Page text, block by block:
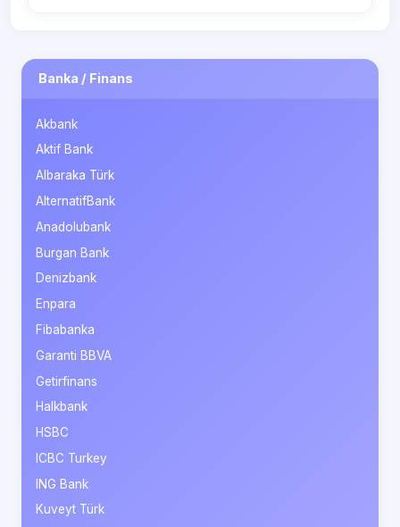
Banka / Finans
Akbank
Aktif Bank
Albaraka Türk
AlternatifBank
Anadolubank
Burgan Bank
Denizbank
Enpara
Fibabanka
Garanti BBVA
Getirfinans
Halkbank
HSBC
ICBC Turkey
ING Bank
Kuveyt Türk